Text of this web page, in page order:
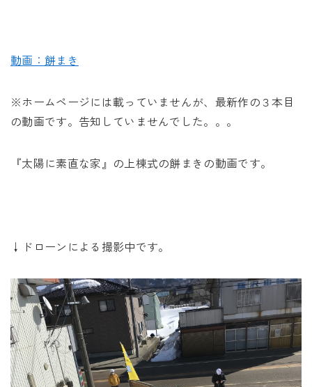
動画：餅まき
※ホームページには載っていませんが、最新作の３本目
の動画です。告知していませんでした。。。
『太陽に素直な家』の上棟式の餅まきの動画です。
↓ドローンによる撮影中です。